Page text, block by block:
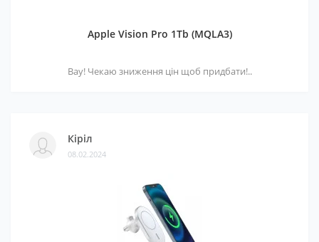
Apple Vision Pro 1Tb (MQLA3)
Вау! Чекаю зниження цін щоб придбати!..
Кіріл
08.02.2024